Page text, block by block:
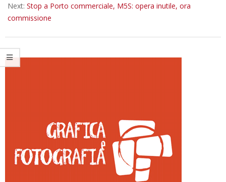
Next: Stop a Porto commerciale, M5S: opera inutile, ora
commissione